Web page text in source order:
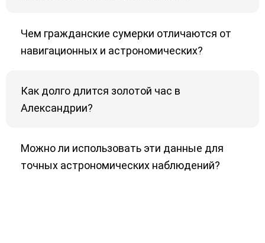
Чем гражданские сумерки отличаются от
навигационных и астрономических?
Как долго длится золотой час в
Александрии?
Можно ли использовать эти данные для
точных астрономических наблюдений?